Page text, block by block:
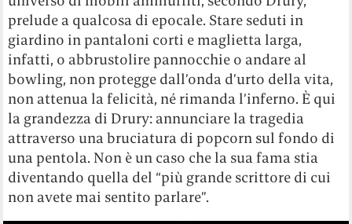
prelude a qualcosa di epocale. Stare seduti in
giardino in pantaloni corti e maglietta larga,
infatti, o abbrustolire pannocchie o andare al
bowling, non protegge dall’onda d’urto della vita,
non attenua la felicità, né rimanda l’inferno. È qui
la grandezza di Drury: annunciare la tragedia
attraverso una bruciatura di popcorn sul fondo di
una pentola. Non è un caso che la sua fama stia
diventando quella del “più grande scrittore di cui
non avete mai sentito parlare”.